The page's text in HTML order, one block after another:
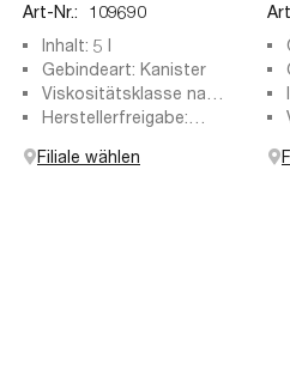
Art-Nr.:
109690
Inhalt: 5 l
Gebindeart: Kanister
Viskositätsklasse nach
SAE: 0W-30
Herstellerfreigabe:
VOLVO VCC 95200377
Filiale wählen